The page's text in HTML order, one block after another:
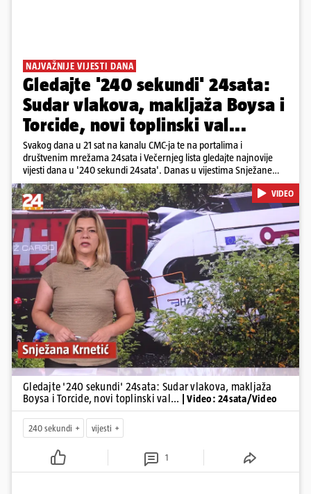
NAJVAŽNIJE VIJESTI DANA
Gledajte '240 sekundi' 24sata:
Sudar vlakova, makljaža Boysa i
Torcide, novi toplinski val...
Svakog dana u 21 sat na kanalu CMC-ja te na portalima i
društvenim mrežama 24sata i Večernjeg lista gledajte najnovije
vijesti dana u '240 sekundi 24sata'. Danas u vijestima Snježane
Krnetić: Željeznička nesreća između kolodvora Sveti Ivan Žabno i
Gradec, masovna tučnjava Boysa i Torcide, prijeti nestašica vode
kraj Požege...
Pokretanje videa...
VIDEO
Gledajte '240 sekundi' 24sata: Sudar vlakova, makljaža
Boysa i Torcide, novi toplinski val...
| Video: 24sata/Video
240 sekundi vijesti
1